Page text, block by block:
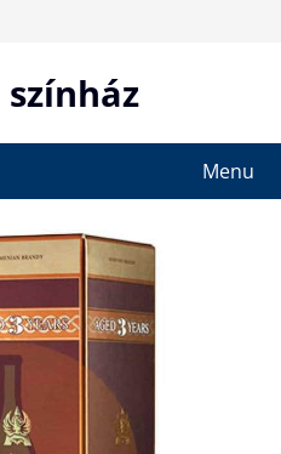
Menu